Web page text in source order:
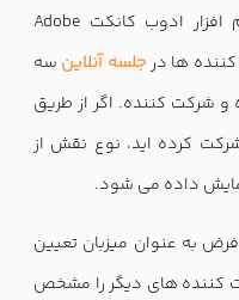
فعالیت ها در یک جلسه مجازی نرم افزار ادوب کانکت Adobe
جلسه آنلاین سه
و شرکت کننده. اگر از طریق
کرده اید، نوع نقش از
داده می شود.
به عنوان میزبان تعیین
کننده های دیگر را مشخص